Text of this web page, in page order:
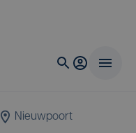
Nieuwpoort